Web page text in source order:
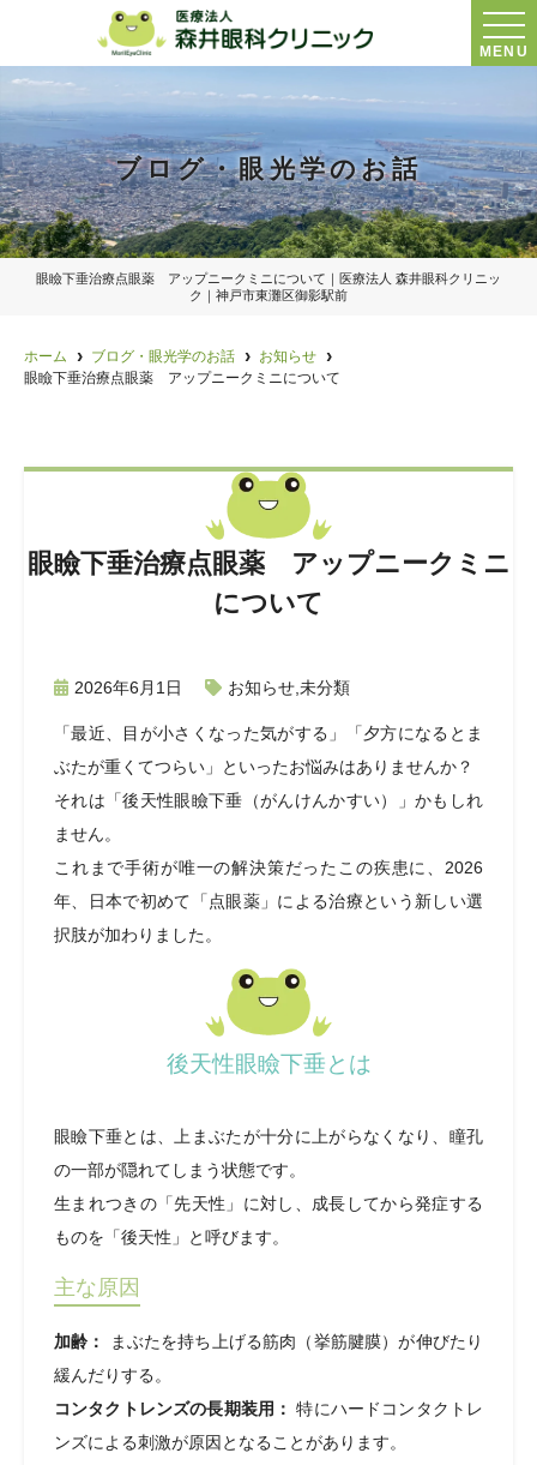
MENU
ブログ・眼光学のお話
眼瞼下垂治療点眼薬 アップニークミニについて｜医療法人 森井眼科クリニッ
ク｜神戸市東灘区御影駅前
ホーム ブログ・眼光学のお話
お知らせ
眼瞼下垂治療点眼薬 アップニークミニについて
眼瞼下垂治療点眼薬 アップニークミニ
について
2026年6月1日 お知らせ 未分類
「最近、目が小さくなった気がする」「夕方になるとま
ぶたが重くてつらい」といったお悩みはありませんか？
それは「後天性眼瞼下垂（がんけんかすい）」かもしれ
ません。
これまで手術が唯一の解決策だったこの疾患に、2026
年、日本で初めて「点眼薬」による治療という新しい選
択肢が加わりました。
後天性眼瞼下垂とは
眼瞼下垂とは、上まぶたが十分に上がらなくなり、瞳孔
の一部が隠れてしまう状態です。
生まれつきの「先天性」に対し、成長してから発症する
ものを「後天性」と呼びます。
主な原因
加齢：
まぶたを持ち上げる筋肉（挙筋腱膜）が伸びたり
緩んだりする。
コンタクトレンズの長期装用： 特にハードコンタクトレ
ンズによる刺激が原因となることがあります。